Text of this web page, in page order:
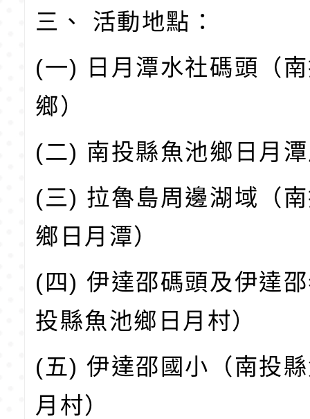
三、 活動地點：
(一) 日月潭水社碼頭（
鄉）
(二) 南投縣魚池鄉日月
(三) 拉魯島周邊湖域（
鄉日月潭）
(四) 伊達邵碼頭及伊達
投縣魚池鄉日月村）
(五) 伊達邵國小（南投
月村）